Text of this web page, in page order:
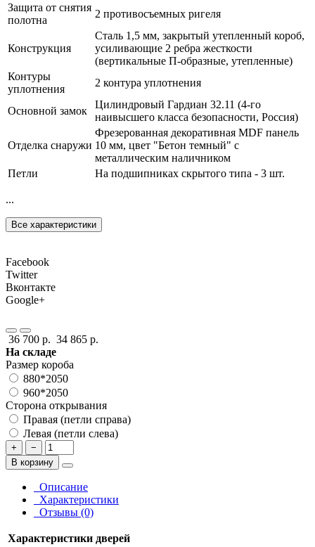
Защита от снятия
полотна
2 противосъемных ригеля
Конструкция
Сталь 1,5 мм, закрытый утепленный короб,
усиливающие 2 ребра жесткости
(вертикальные П-образные, утепленные)
Контуры
уплотнения
2 контура уплотнения
Основной замок
Цилиндровый Гардиан 32.11 (4-го
наивысшего класса безопасности, Россия)
Отделка снаружи
Фрезерованная декоративная MDF панель
10 мм, цвет "Бетон темный" с
металлическим наличником
Петли
На подшипниках скрытого типа - 3 шт.
...
Все характеристики
Facebook
Twitter
Вконтакте
Google+
36 700 р. 34 865 р.
На складе
Размер короба
880*2050
960*2050
Сторона открывания
Правая (петли справа)
Левая (петли слева)
+
−
В корзину
Описание
Характеристики
Отзывы (0)
Характеристики дверей